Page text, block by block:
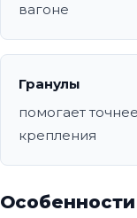
вагоне
Гранулы
помогает
крепления